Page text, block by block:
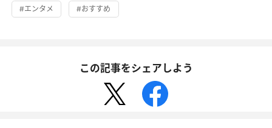
#エンタメ #おすすめ
この記事をシェアしよう